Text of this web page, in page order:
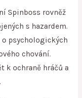
Spinboss rovněž
s hazardem.
psychologických
chování.
k ochraně hráčů a